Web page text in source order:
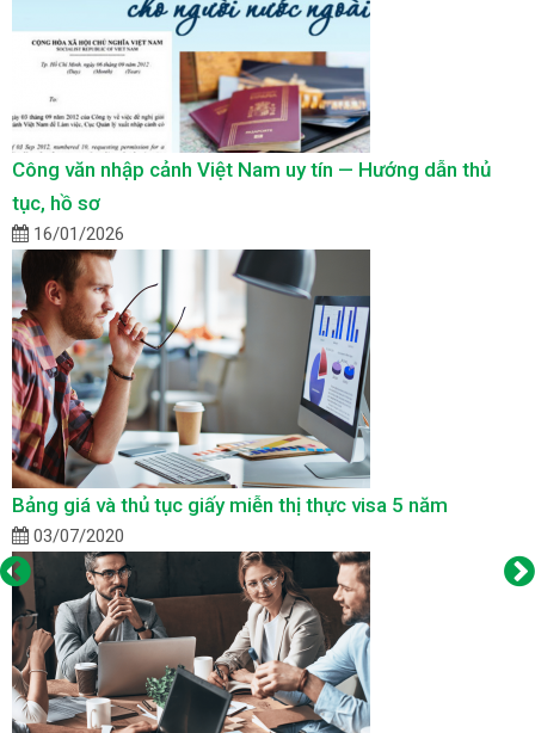
Công văn nhập cảnh Việt Nam uy tín — Hướng dẫn thủ
tục, hồ sơ
16/01/2026
Bảng giá và thủ tục giấy miễn thị thực visa 5 năm
03/07/2020